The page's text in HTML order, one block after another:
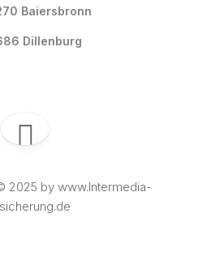
Baiersbronn
Dillenburg
2025 by www.Intermedia-